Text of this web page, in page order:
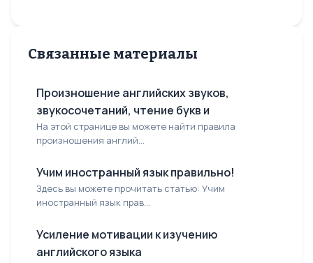
Связанные материалы
Произношение английских звуков,
звукосочетаний, чтение букв и
На этой странице вы можете найти правила
произношения англий...
Учим иностранный язык правильно!
Здесь вы можете прочитать статью: Учим
иностранный язык прав...
Усиление мотивации к изучению
английского языка